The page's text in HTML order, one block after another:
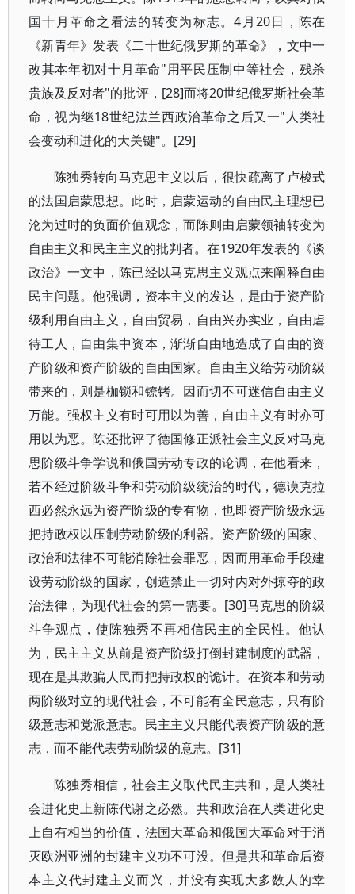
国十月革命之看法的转变为标志。4月20日，陈在
《新青年》发表《二十世纪俄罗斯的革命》，文中一
改其本年初对十月革命"用平民压制中等社会，残杀
贵族及反对者"的批评，[28]而将20世纪俄罗斯社会革
命，视为继18世纪法兰西政治革命之后又一"人类社
会变动和进化的大关键"。[29]
陈独秀转向马克思主义以后，很快疏离了卢梭式
的法国启蒙思想。此时，启蒙运动的自由民主理想已
沦为过时的负面价值观念，而陈则由启蒙领袖转变为
自由主义和民主主义的批判者。在1920年发表的《谈
政治》一文中，陈已经以马克思主义观点来阐释自由
民主问题。他强调，资本主义的发达，是由于资产阶
级利用自由主义，自由贸易，自由兴办实业，自由虐
待工人，自由集中资本，渐渐自由地造成了自由的资
产阶级和资产阶级的自由国家。自由主义给劳动阶级
带来的，则是枷锁和镣铐。因而切不可迷信自由主义
万能。强权主义有时可用以为善，自由主义有时亦可
用以为恶。陈还批评了德国修正派社会主义反对马克
思阶级斗争学说和俄国劳动专政的论调，在他看来，
若不经过阶级斗争和劳动阶级统治的时代，德谟克拉
西必然永远为资产阶级的专有物，也即资产阶级永远
把持政权以压制劳动阶级的利器。资产阶级的国家、
政治和法律不可能消除社会罪恶，因而用革命手段建
设劳动阶级的国家，创造禁止一切对内对外掠夺的政
治法律，为现代社会的第一需要。[30]马克思的阶级
斗争观点，使陈独秀不再相信民主的全民性。他认
为，民主主义从前是资产阶级打倒封建制度的武器，
现在是其欺骗人民而把持政权的诡计。在资本和劳动
两阶级对立的现代社会，不可能有全民意志，只有阶
级意志和党派意志。民主主义只能代表资产阶级的意
志，而不能代表劳动阶级的意志。[31]
陈独秀相信，社会主义取代民主共和，是人类社
会进化史上新陈代谢之必然。共和政治在人类进化史
上自有相当的价值，法国大革命和俄国大革命对于消
灭欧洲亚洲的封建主义功不可没。但是共和革命后资
本主义代封建主义而兴，并没有实现大多数人的幸